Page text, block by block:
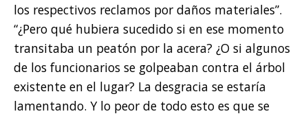
los respectivos reclamos por daños materiales”.
“¿Pero qué hubiera sucedido si en ese momento
transitaba un peatón por la acera? ¿O si algunos
de los funcionarios se golpeaban contra el árbol
existente en el lugar? La desgracia se estaría
lamentando. Y lo peor de todo esto es que se